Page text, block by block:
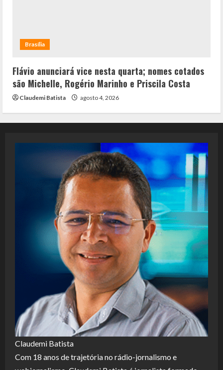
Brasília
Flávio anunciará vice nesta quarta; nomes cotados
são Michelle, Rogério Marinho e Priscila Costa
Claudemi Batista agosto 4, 2026
Claudemi Batista
Com 18 anos de trajetória no rádio-jornalismo e